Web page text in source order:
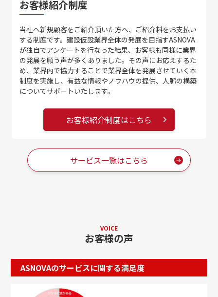
お客様紹介制度
当社へ新規顧客をご紹介頂いた方へ、ご紹介料をお支払い
する制度です。建設仮設業界全体の発展を目指すASNOVA
が独自でアンケートを行なった結果、お客様も同様に業界
の発展を願う声が多くありました。その声にお応えするた
め、業界内で協力することで業界全体を発展させていく本
制度を実施し、有益な情報やノウハウの提供、人脈の構築
についてサポートいたします。
お客様紹介制度はこちら
サービス一覧はこちら
VOICE
お客様の声
ASNOVAのサービスに関する満足度